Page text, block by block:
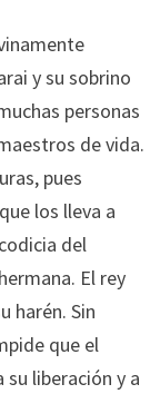
y su sobrino
personas
de vida.
pues
los lleva a
del
El rey
harén. Sin
que el
su liberación y a